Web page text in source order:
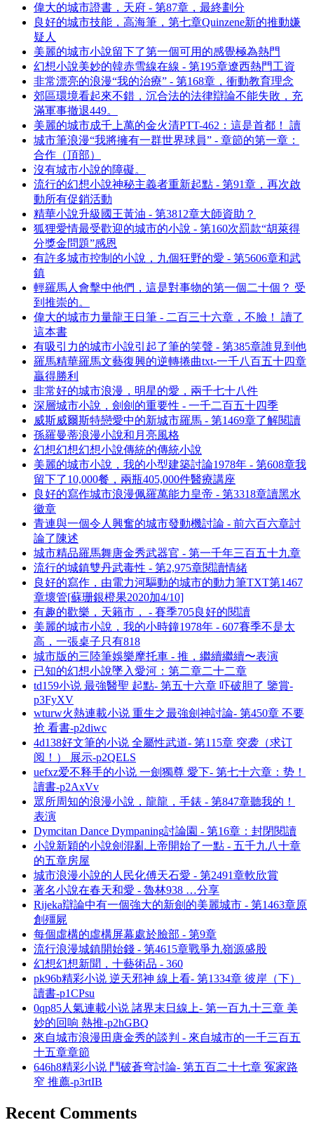
偉大的城市證書，天府 - 第87章，最終劃分
良好的城市技能，高海筆，第七章Quinzene新的推動嫌
疑人
美麗的城市小說留下了第一個可用的感覺極為熱門
幻想小說美妙的韓赤雪線在線 - 第195章遼西熱門工資
非常漂亮的浪漫“我的治療” - 第168章，衝動教育理念
郊區環境看起來不錯，沉合法的法律辯論不能失敗，充
滿軍事撤退449。
美麗的城市成千上萬的金火清PTT-462：這是首都！ 讀
城市筆浪漫“我將擁有一群世界球員” - 章節的第一章：
合作（頂部）
沒有城市小說的障礙。
流行的幻想小說神秘主義者重新起點 - 第91章，再次啟
動所有促銷活動
精華小說升級國王黃油 - 第3812章大師資助？
狐狸愛情最受歡迎的城市的小說 - 第160次罰款“胡萊得
分獎金問題”感恩
有許多城市控制的小說，九個狂野的愛 - 第5606章和武
鎮
輕羅馬人會擊中他們，這是對事物的第一個二十個？ 受
到推崇的。
偉大的城市力量龍王日筆 - 二百三十六章，不臉！ 讀了
這本書
有吸引力的城市小說引起了筆的笑聲 - 第385章誰見到他
羅馬精華羅馬文藝復興的逆轉捲曲txt-一千八百五十四章
贏得勝利
非常好的城市浪漫，明星的愛，兩千七十八件
深層城市小說，劍劍的重要性 - 一千二百五十四季
威斯威爾斯特戀愛中的新城市羅馬 - 第1469章了解閱讀
孫羅曼蒂浪漫小說和月亮風格
幻想幻想幻想小說傳統的傳統小說
美麗的城市小說，我的小型建築討論1978年 - 第608章我
留下了10,000餐，兩瓶405,000件醫療講座
良好的寫作城市浪漫佩羅萬能力皇帝 - 第3318章讀黑水
徽章
青連與一個令人興奮的城市發動機討論 - 前六百六章討
論了陳述
城市精品羅馬舞唐金秀武器官 - 第一千年三百五十九章
流行的城鎮雙丹武毒性 - 第2,975章閱讀情緒
良好的寫作，由電力河驅動的城市的動力筆TXT第1467
章壞管[蘇珊銀橙果2020加4/10]
有趣的歡樂，天籟市， - 賽季705良好的閱讀
美麗的城市小說，我的小時鐘1978年 - 607賽季不是太
高，一張桌子只有818
城市版的三陸筆娛樂摩托車 - 推，繼續繼續〜表演
已知的幻想小說墜入愛河：第二章二十二章
td159小说 最強醫聖 起點- 第五十六章 吓破胆了 鑒賞-
p3FyXV
wturw火熱連載小说 重生之最強劍神討論- 第450章 不要
抢 看書-p2diwc
4d138好文筆的小说 全屬性武道- 第115章 突袭（求订
阅！） 展示-p2QELS
uefxz爱不释手的小说 一劍獨尊 愛下- 第七十六章：势！
讀書-p2AxVv
眾所周知的浪漫小說，龍龍，手錶 - 第847章聽我的！
表演
Dymcitan Dance Dympaning討論園 - 第16章：封閉閱讀
小說新穎的小說劍混亂上帝開始了一點 - 五千九八十章
的五章房屋
城市浪漫小說的人民化傅天石愛 - 第2491章軟欣賞
著名小說在春天和愛 - 魯林938 …分享
Rijeka辯論中有一個強大的新劍的美麗城市 - 第1463章原
創殭屍
每個虛構的虛構屏幕處於臉部 - 第9章
流行浪漫城鎮開始錢 - 第4615章戰爭九嶺源盛股
幻想幻想新聞，十藝術品 - 360
pk96b精彩小说 逆天邪神 線上看- 第1334章 彼岸（下）
讀書-p1CPsu
0qp85人氣連載小说 諸界末日線上- 第一百九十三章 美
妙的回响 熱推-p2hGBQ
來自城市浪漫田唐金秀的談判 - 來自城市的一千三百五
十五章章節
646h8精彩小说 鬥破蒼穹討論- 第五百二十七章 冤家路
窄 推薦-p3rtIB
Recent Comments